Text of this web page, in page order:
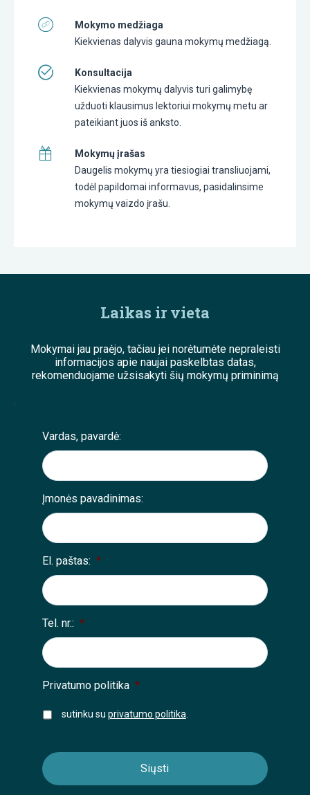
Mokymo medžiaga
Kiekvienas dalyvis gauna mokymų medžiagą.
Konsultacija
Kiekvienas mokymų dalyvis turi galimybę
užduoti klausimus lektoriui mokymų metu ar
pateikiant juos iš anksto.
Mokymų įrašas
Daugelis mokymų yra tiesiogiai transliuojami,
todėl papildomai informavus, pasidalinsime
mokymų vaizdo įrašu.
Laikas ir vieta
Mokymai jau praėjo, tačiau jei norėtumėte nepraleisti
informacijos apie naujai paskelbtas datas,
rekomenduojame užsisakyti šių mokymų priminimą
;
Vardas, pavardė:
Įmonės pavadinimas:
El. paštas: *
Tel. nr.: *
Privatumo politika *
sutinku su privatumo politika